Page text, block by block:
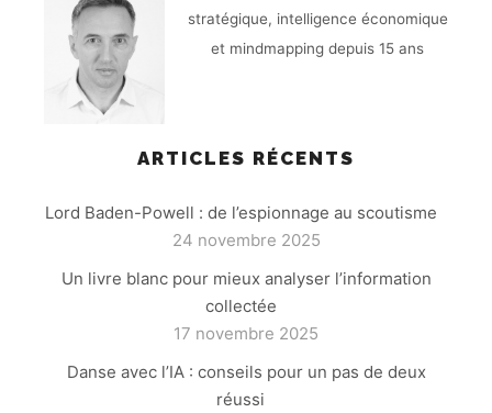
stratégique, intelligence économique
et mindmapping depuis 15 ans
ARTICLES RÉCENTS
Lord Baden-Powell : de l’espionnage au scoutisme
24 novembre 2025
Un livre blanc pour mieux analyser l’information
collectée
17 novembre 2025
Danse avec l’IA : conseils pour un pas de deux
réussi